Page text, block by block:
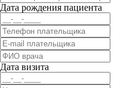
Дата рождения пациента
Дата визита